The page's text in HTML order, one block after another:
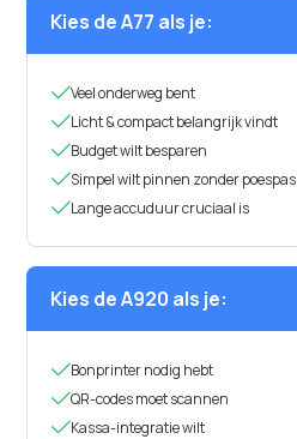
Kies de A77 als je:
Veel onderweg bent
Licht & compact belangrijk vindt
Budget wilt besparen
Simpel wilt pinnen zonder poespas
Lange accuduur cruciaal is
Kies de A920 als je:
Bonprinter nodig hebt
QR-codes moet scannen
Kassa-integratie wilt